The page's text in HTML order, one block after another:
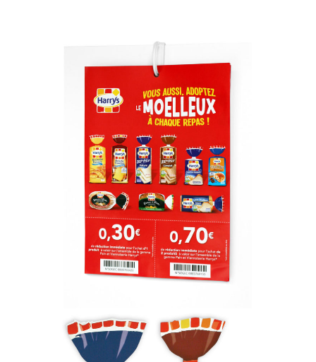
Porte Coupons Harrys